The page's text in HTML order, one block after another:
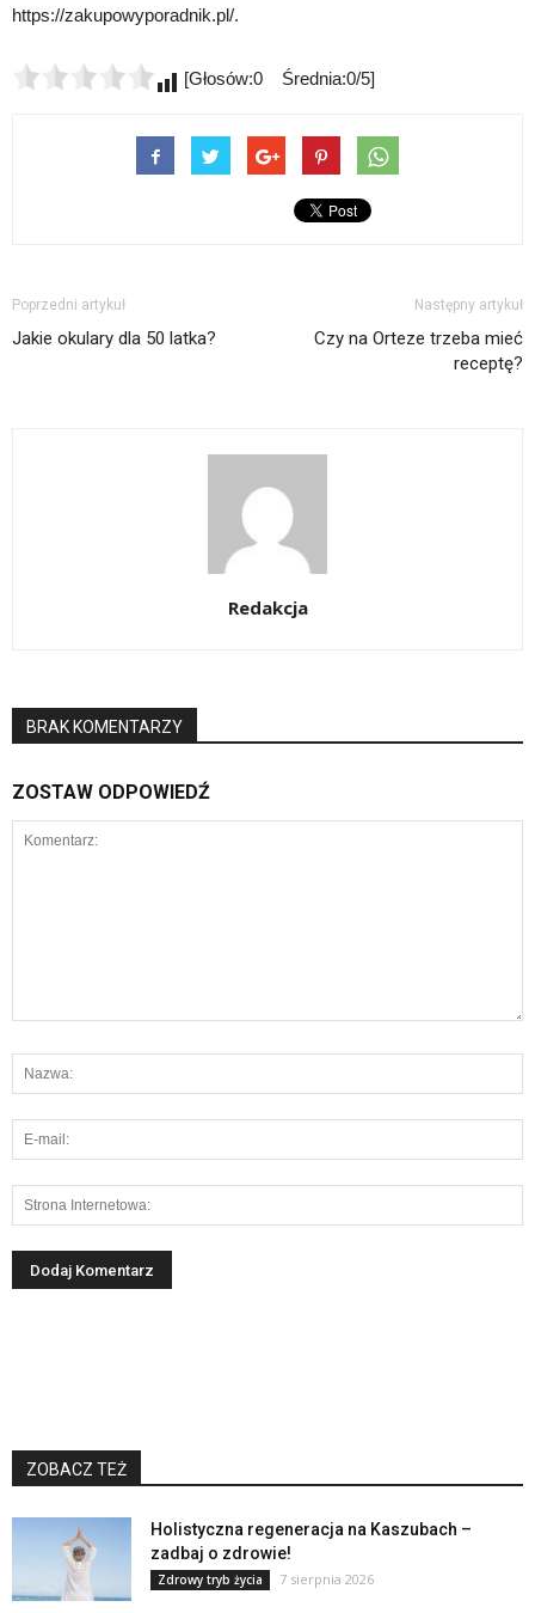
https://zakupowyporadnik.pl/.
[Głosów:0 Średnia:0/5]
Poprzedni artykuł
Jakie okulary dla 50 latka?
Następny artykuł
Czy na Orteze trzeba mieć
receptę?
Redakcja
BRAK KOMENTARZY
ZOSTAW ODPOWIEDŹ
ZOBACZ TEŻ
Holistyczna regeneracja na Kaszubach –
zadbaj o zdrowie!
Zdrowy tryb życia 7 sierpnia 2026